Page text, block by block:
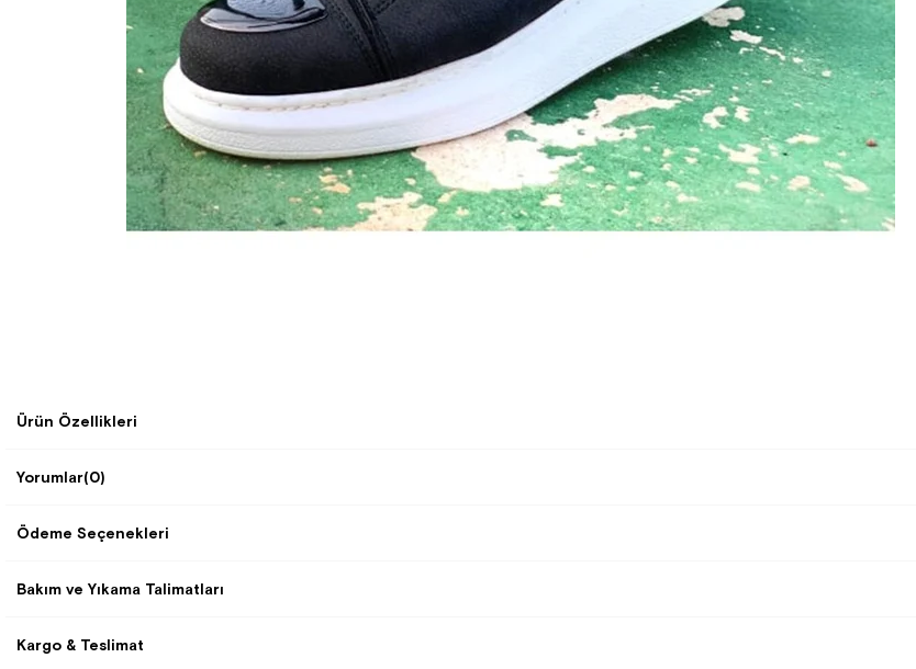
Ürün Özellikleri
Yorumlar(0)
Ödeme Seçenekleri
Bakım ve Yıkama Talimatları
Kargo & Teslimat